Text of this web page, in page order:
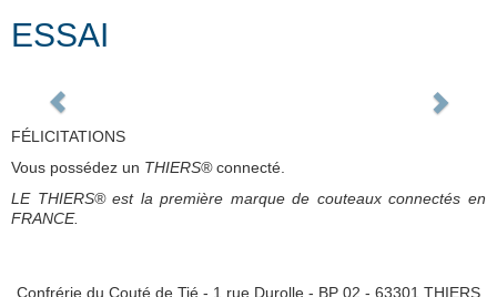
ESSAIcontent/themes/scopikatz/shortcodes/
FÉLICITATIONS
Vous possédez un THIERS®connecté.
LE THIERS® est la première marque de couteaux connectés en
FRANCE.
Confrérie du Couté de Tié - 1 rue Durolle - BP 02 - 63301 THIERS